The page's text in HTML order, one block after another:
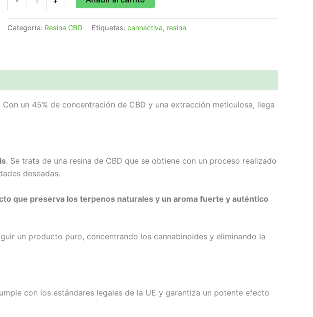
Categoría: Resina CBD Etiquetas: cannactiva, resina
Con un 45% de concentración de CBD y una extracción meticulosa, llega
. Se trata de una resina de CBD que se obtiene con un proceso realizado
deseadas.
que preserva los terpenos naturales y un aroma fuerte y auténtico
un producto puro, concentrando los cannabinoides y eliminando la
con los estándares legales de la UE y garantiza un potente efecto